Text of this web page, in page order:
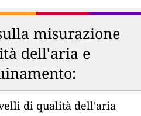
misurazione
dell'aria e
di qualità dell'aria